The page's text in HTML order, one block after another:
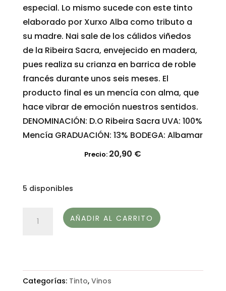
especial. Lo mismo sucede con este tinto
elaborado por Xurxo Alba como tributo a
su madre. Nai sale de los cálidos viñedos
de la Ribeira Sacra, envejecido en madera,
pues realiza su crianza en barrica de roble
francés durante unos seis meses. El
producto final es un mencía con alma, que
hace vibrar de emoción nuestros sentidos.
DENOMINACIÓN: D.O Ribeira Sacra UVA: 100%
Mencía GRADUACIÓN: 13% BODEGA: Albamar
Precio: 20,90 €
5 disponibles
SACRA
cantidad
AÑADIR AL CARRITO
Categorías: Tinto, Vinos